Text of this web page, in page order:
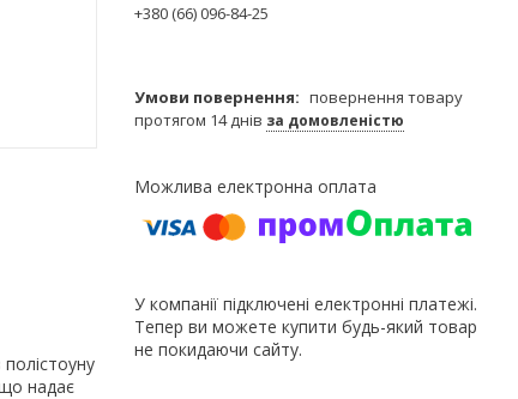
надає
+380 (66) 096-84-25
повернення товару
протягом 14 днів за домовленістю
У компанії підключені електронні платежі.
Тепер ви можете купити будь-який товар
не покидаючи сайту.